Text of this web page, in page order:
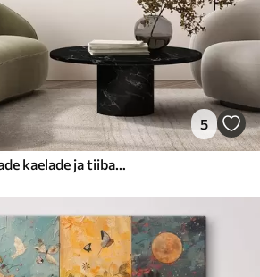
5
Kaks suurt halli, pikkade kaelade ja tiibadega kraanat, mis seisavad puudest ümbritsetud udujärves